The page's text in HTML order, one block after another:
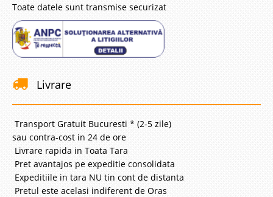
Toate datele sunt transmise securizat
Livrare
Transport Gratuit Bucuresti * (2-5 zile)
sau contra-cost in 24 de ore
Livrare rapida in Toata Tara
Pret avantajos pe expeditie consolidata
Expeditiile in tara NU tin cont de distanta
Pretul este acelasi indiferent de Oras